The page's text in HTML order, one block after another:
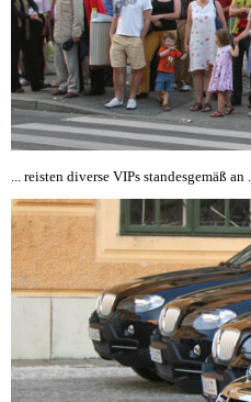
... reisten diverse VIPs standesgemäß an ...